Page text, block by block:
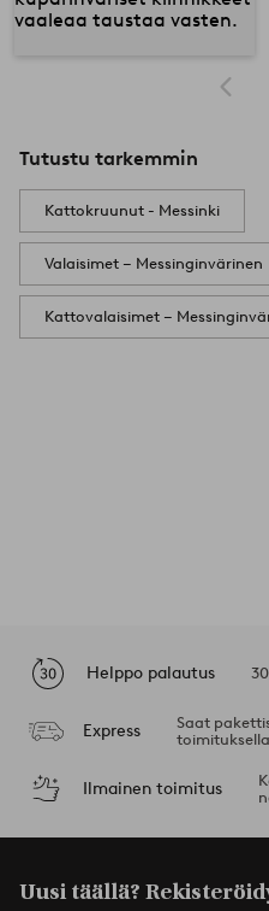
Tutustu tarkemmin
Kattokruunut - Messinki
Valaisimet – Messinginvärinen
Kattovalaisimet –
Helppo palautus
Express
Saat
toimituksella
Ilmainen toimitus
Uusi täällä?